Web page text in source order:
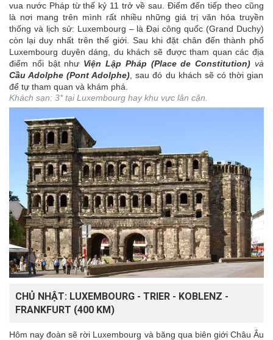
vua nước Pháp từ thế kỷ 11 trở về sau. Điểm đến tiếp theo cũng
là nơi mang trên mình rất nhiều những giá trị văn hóa truyền
thống và lịch sử: Luxembourg – là Đại công quốc (Grand Duchy)
còn lại duy nhất trên thế giới. Sau khi đặt chân đến thành phố
Luxembourg duyên dáng, du khách sẽ được tham quan các địa
điểm nổi bật như Viện Lập Pháp (Place de Constitution) và
Cầu Adolphe (Pont Adolphe), sau đó du khách sẽ có thời gian
để tự tham quan và khám phá.
Khách sạn: 3* tại Luxembourg hay khu vực lân cận.
CHỦ NHẬT: LUXEMBOURG - TRIER - KOBLENZ -
FRANKFURT (400 KM)
Hôm nay đoàn sẽ rời Luxembourg và băng qua biên giới Châu Âu